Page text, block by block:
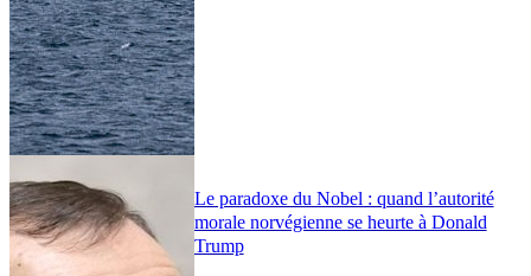
Le paradoxe du Nobel : quand l’autorité
morale norvégienne se heurte à Donald
Trump